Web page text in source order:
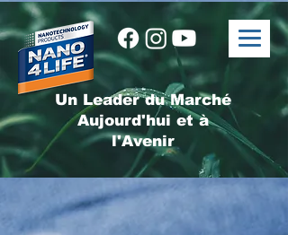
Un Leader du Marché
Aujourd'hui et à
l'Avenir